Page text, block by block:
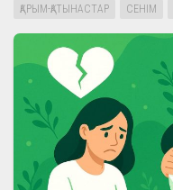
ҚАРЫМ-ҚАТЫНАСТАР
СЕНІМ